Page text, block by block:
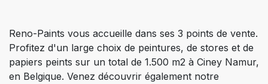
Reno-Paints vous accueille dans ses 3 points de vente.
Profitez d'un large choix de peintures, de stores et de
papiers peints sur un total de 1.500 m2 à Ciney Namur,
en Belgique. Venez découvrir également notre